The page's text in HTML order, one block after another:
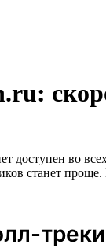
доступен во
станет